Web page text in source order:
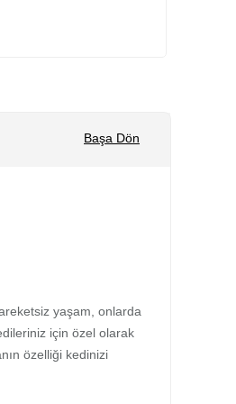
Başa Dön
yaşam, onlarda
için özel olarak
özelliği kedinizi